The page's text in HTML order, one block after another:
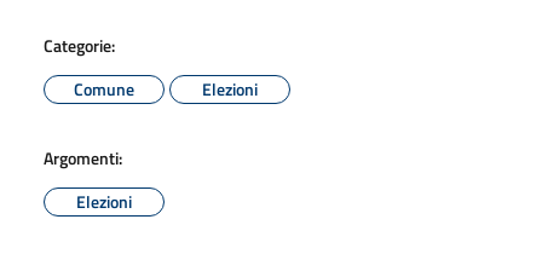
Categorie:
Comune
Elezioni
Argomenti:
Elezioni